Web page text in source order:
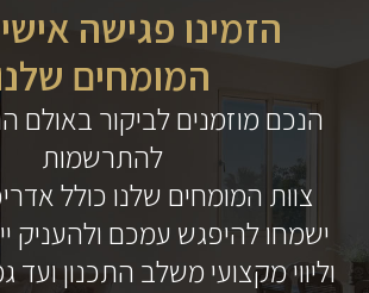
הזמינו פגישה
המומחים
הנכם מוזמנים לביקור באולם
להתרשמות
צוות המומחים שלנו כולל
ישמחו להיפגש עמכם ולהעניק
וליווי מקצועי משלב התכנון